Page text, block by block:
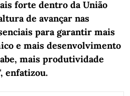
forte dentro da União
de avançar nas
para garantir mais
e mais desenvolvimento
mais produtividade
enfatizou.